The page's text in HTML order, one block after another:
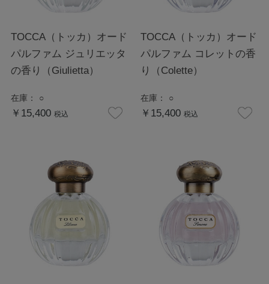
TOCCA（トッカ）オード
パルファム ジュリエッタ
の香り（Giulietta）
在庫： ○
￥15,400 税込
TOCCA（トッカ）オード
パルファム コレットの香
り（Colette）
在庫： ○
￥15,400 税込